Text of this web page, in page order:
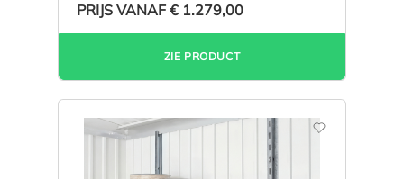
PRIJS VANAF € 1.279,00
ZIE PRODUCT